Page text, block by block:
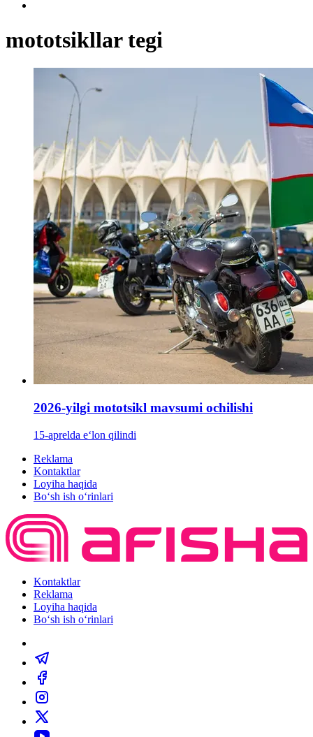
mototsikllar tegi
2026-yilgi mototsikl mavsumi ochilishi
15-aprelda e‘lon qilindi
Reklama
Kontaktlar
Loyiha haqida
Bo‘sh ish o‘rinlari
Kontaktlar
Reklama
Loyiha haqida
Bo‘sh ish o‘rinlari